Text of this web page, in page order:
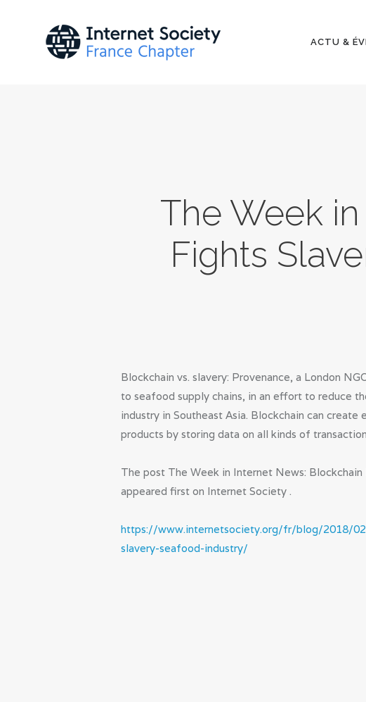
ACTU &
The Week
Fights
Blockchain vs. slavery: Provenance, a London
to seafood supply chains, in an effort to reduce
industry in Southeast Asia. Blockchain can
products by storing data on all kinds of
The post The Week in Internet News:
appeared first on Internet Society .
https://www.internetsociety.org/fr/blog/2018/
slavery-seafood-industry/